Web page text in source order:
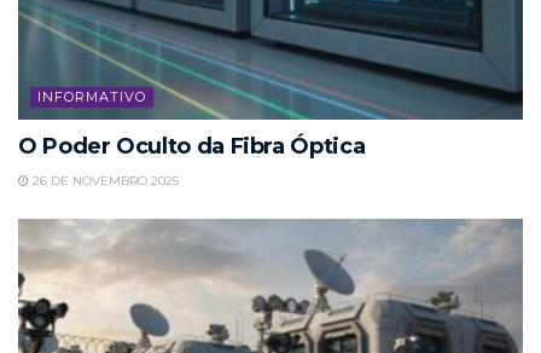
INFORMATIVO
O Poder Oculto da Fibra Óptica
26 DE NOVEMBRO 2025